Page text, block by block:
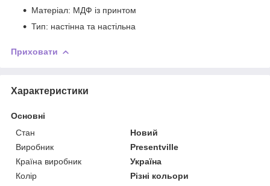
Матеріал: МДФ із принтом
Тип: настінна та настільна
Приховати
Характеристики
Основні
Стан
Новий
Виробник
Presentville
Країна виробник
Україна
Колір
Різні кольори